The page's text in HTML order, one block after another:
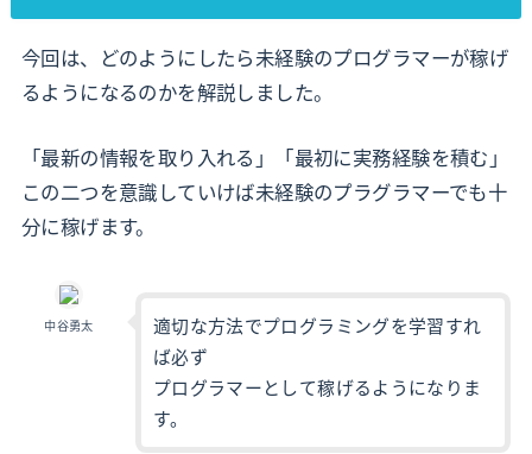
今回は、どのようにしたら未経験のプログラマーが稼げ
るようになるのかを解説しました。
「最新の情報を取り入れる」「最初に実務経験を積む」
この二つを意識していけば未経験のプラグラマーでも十
分に稼げます。
中谷勇太
適切な方法でプログラミングを学習すれ
ば必ず
プログラマーとして稼げるようになりま
す。